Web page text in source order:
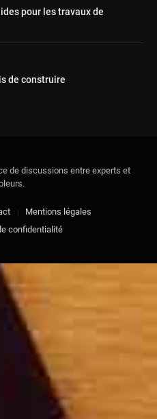
pour les travaux de
de construire
de discussions entre experts et
Mentions légales
confidentialité